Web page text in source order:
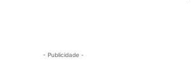
- Publicidade -